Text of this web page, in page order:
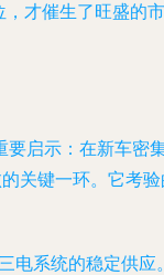
才催生了旺盛的市
要启示：在新车密
的关键一环。它考
电系统的稳定供应